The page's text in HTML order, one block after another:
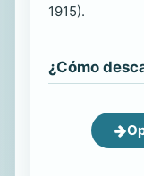
1915).
¿Cómo